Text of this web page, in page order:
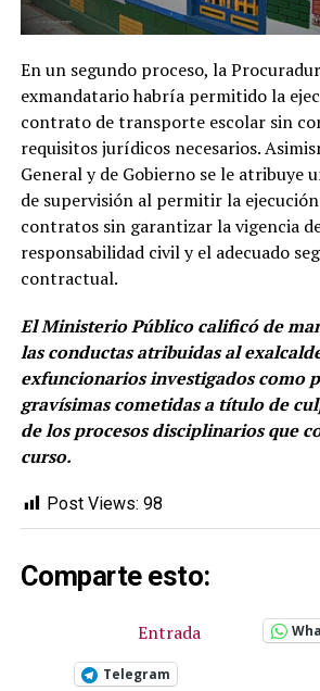
En un segundo proceso, la
exmandatario habría permitido la
contrato de transporte escolar sin
requisitos jurídicos necesarios.
General y de Gobierno se le atribuye
de supervisión al permitir la
contratos sin garantizar la vigencia
responsabilidad civil y el adecuado
contractual.
El Ministerio Público calificó de
las conductas atribuidas al
exfuncionarios investigados como
gravísimas cometidas a título de
de los procesos disciplinarios que
curso.
Post Views: 98
Comparte esto:
Entrada
Telegram